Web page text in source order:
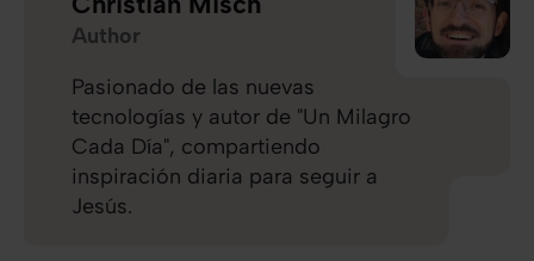
Author
Pasionado de las nuevas
tecnologías y autor de "Un Milagro
Cada Día", compartiendo
inspiración diaria para seguir a
Jesús.